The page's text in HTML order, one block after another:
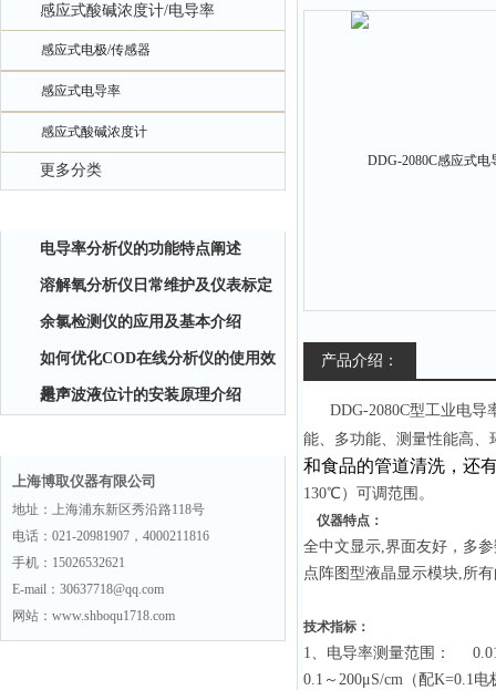
感应式酸碱浓度计/电导率
感应式电极/传感器
感应式电导率
感应式酸碱浓度计
更多分类
电导率分析仪的功能特点阐述
溶解氧分析仪日常维护及仪表标定
余氯检测仪的应用及基本介绍
如何优化COD在线分析仪的使用效
果？
超声波液位计的安装原理介绍
上海博取仪器有限公司
地址：上海浦东新区秀沿路118号
电话：021-20981907，4000211816
手机：15026532621
E-mail：30637718@qq.com
网站：www.shboqu1718.com
产品介绍：
DDG-2080C型工业电导
能、多功能、测量性能高
和食品的管道清洗，还
130℃ ）可调范围。
仪器特点：
全中文显示,界面友好，多
点阵图型液晶显示模块,所
技术指标：
1、电导率测量范围：
0.1 ～200μS/cm（配K=0.1电